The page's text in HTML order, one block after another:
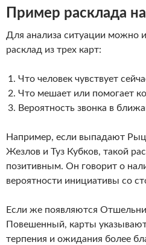
Пример расклада
Для анализа ситуации можно
расклад из трех карт:
Что человек чувствует
Что мешает или помогает
Вероятность звонка в
Например, если выпадают
Жезлов и Туз Кубков, такой
позитивным. Он говорит о
вероятности инициативы со
Если же появляются
Повешенный, карты
терпения и ожидания более